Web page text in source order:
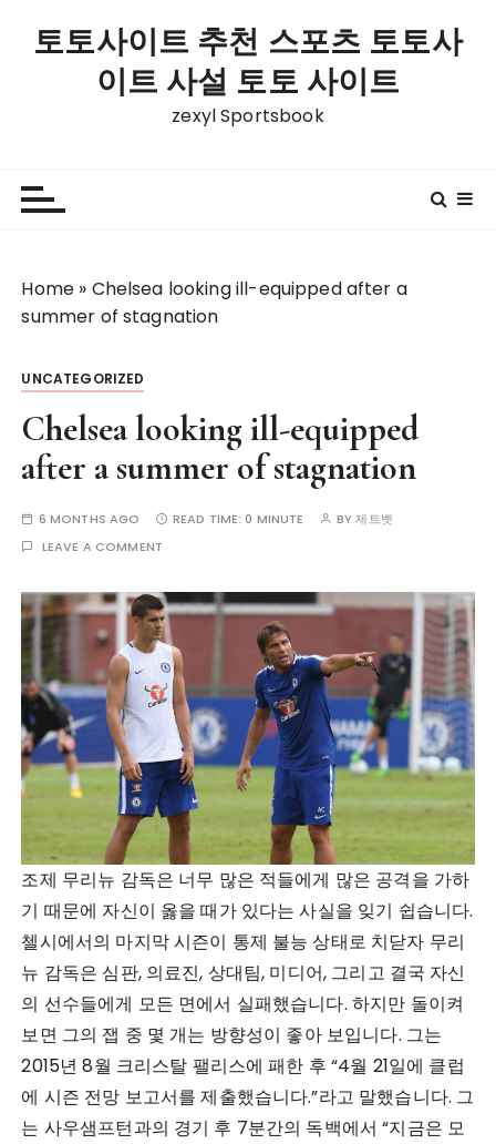
토토사이트 추천 스포츠 토토사
이트 사설 토토 사이트
zexyl Sportsbook
Home » Chelsea looking ill-equipped after a
summer of stagnation
UNCATEGORIZED
Chelsea looking ill-equipped
after a summer of stagnation
6 MONTHS AGO READ TIME: 0 MINUTE BY제트벳
LEAVE A COMMENT
조제 무리뉴 감독은 너무 많은 적들에게 많은 공격을 가하
기 때문에 자신이 옳을 때가 있다는 사실을 잊기 쉽습니다.
첼시에서의 마지막 시즌이 통제 불능 상태로 치닫자 무리
뉴 감독은 심판, 의료진, 상대팀, 미디어, 그리고 결국 자신
의 선수들에게 모든 면에서 실패했습니다. 하지만 돌이켜
보면 그의 잽 중 몇 개는 방향성이 좋아 보입니다. 그는
2015년 8월 크리스탈 팰리스에 패한 후 “4월 21일에 클럽
에 시즌 전망 보고서를 제출했습니다.”라고 말했습니다. 그
는 사우샘프턴과의 경기 후 7분간의 독백에서 “지금은 모